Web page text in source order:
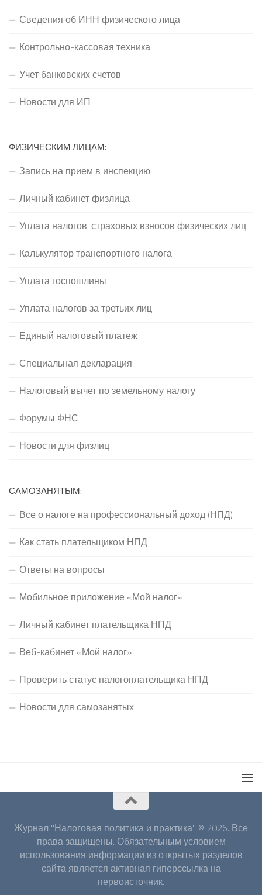
Сведения об ИНН физического лица
Контрольно-кассовая техника
Учет банковских счетов
Новости для ИП
ФИЗИЧЕСКИМ ЛИЦАМ:
Запись на прием в инспекцию
Личный кабинет физлица
Уплата налогов, страховых взносов физических лиц
Калькулятор транспортного налога
Уплата госпошлины
Уплата налогов за третьих лиц
Единый налоговый платеж
Специальная декларация
Налоговый вычет по земельному налогу
Форумы ФНС
Новости для физлиц
САМОЗАНЯТЫМ:
Все о налоге на профессиональный доход (НПД)
Как стать плательщиком НПД
Ответы на вопросы
Мобильное приложение «Мой налог»
Личный кабинет плательщика НПД
Веб-кабинет «Мой налог»
Проверить статус налогоплательщика НПД
Новости для самозанятых
Журнал "Налоговая политика и практика" © 2026. Все
права защищены. Обязательным условием
использования информации из открытых разделов
сайта является активная гиперссылка на
первоисточник.